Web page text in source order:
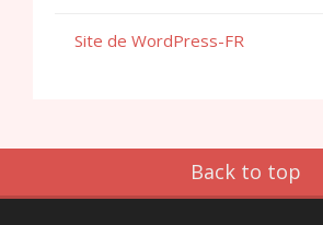
Site de WordPress-FR
Back to top